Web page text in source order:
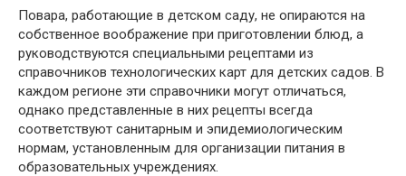
Повара, работающие в детском саду, не опираются на
собственное воображение при приготовлении блюд, а
руководствуются специальными рецептами из
справочников технологических карт для детских садов. В
каждом регионе эти справочники могут отличаться,
однако представленные в них рецепты всегда
соответствуют санитарным и эпидемиологическим
нормам, установленным для организации питания в
образовательных учреждениях.